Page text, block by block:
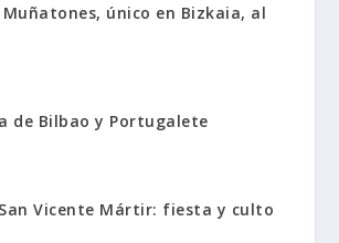
único en Bizkaia, al
de Bilbao y Portugalete
Vicente Mártir: fiesta y culto